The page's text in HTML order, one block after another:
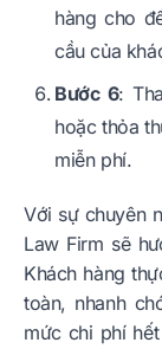
hàng cho
cầu của
Bước 6:
hoặc thỏa
miễn phí.
Với sự chuyên
Law Firm sẽ
Khách hàng
toàn, nhanh
mức chi phí